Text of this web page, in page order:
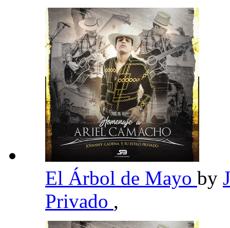
El Árbol de Mayo by
Privado ,